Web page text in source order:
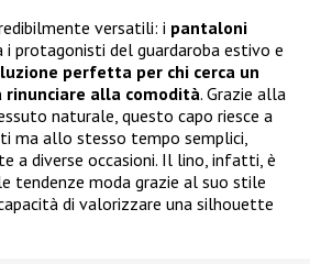
versatili: i pantaloni
i protagonisti del guardaroba estivo e
perfetta per chi cerca un
alla comodità. Grazie alla
naturale, questo capo riesce a
ma allo stesso tempo semplici,
a diverse occasioni. Il lino, infatti, è
tendenze moda grazie al suo stile
di valorizzare una silhouette